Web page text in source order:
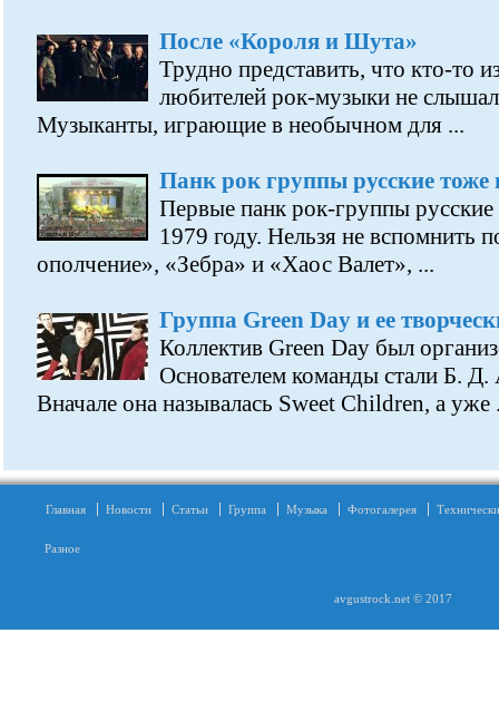
После «Короля и Шута»
Трудно представить, что кто-то
любителей рок-музыки не
Музыканты, играющие в необычном для ...
Панк рок группы русские тоже
Первые панк рок-группы русские
1979 году. Нельзя не вспомнить
ополчение», «Зебра» и «Хаос Валет», ...
Группа Green Day и ее
Коллектив Green Day был
Основателем команды стали Б.
Вначале она называлась Sweet Children, а уже
Главная Новости Статьи Группа Музыка Фотогалерея
Разное
avgustrock.net © 2017